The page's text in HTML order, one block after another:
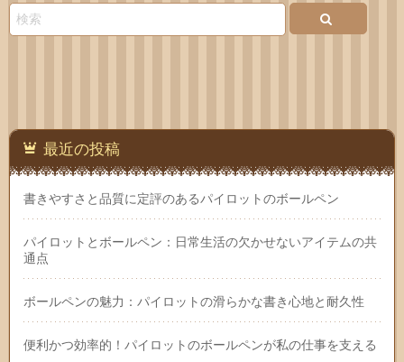
最近の投稿
書きやすさと品質に定評のあるパイロットのボールペン
パイロットとボールペン：日常生活の欠かせないアイテムの共
通点
ボールペンの魅力：パイロットの滑らかな書き心地と耐久性
便利かつ効率的！パイロットのボールペンが私の仕事を支える